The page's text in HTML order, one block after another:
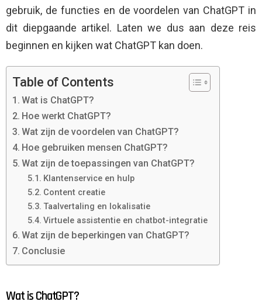
gebruik, de functies en de voordelen van ChatGPT in
dit diepgaande artikel. Laten we dus aan deze reis
beginnen en kijken wat ChatGPT kan doen.
Table of Contents
Wat is ChatGPT?
Hoe werkt ChatGPT?
Wat zijn de voordelen van ChatGPT?
Hoe gebruiken mensen ChatGPT?
Wat zijn de toepassingen van ChatGPT?
Klantenservice en hulp
Content creatie
Taalvertaling en lokalisatie
Virtuele assistentie en chatbot-integratie
Wat zijn de beperkingen van ChatGPT?
Conclusie
Wat is ChatGPT?